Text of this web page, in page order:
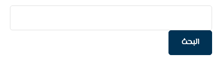
البحث